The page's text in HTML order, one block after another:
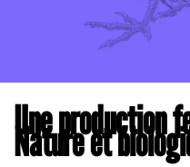
Une production
Nature et